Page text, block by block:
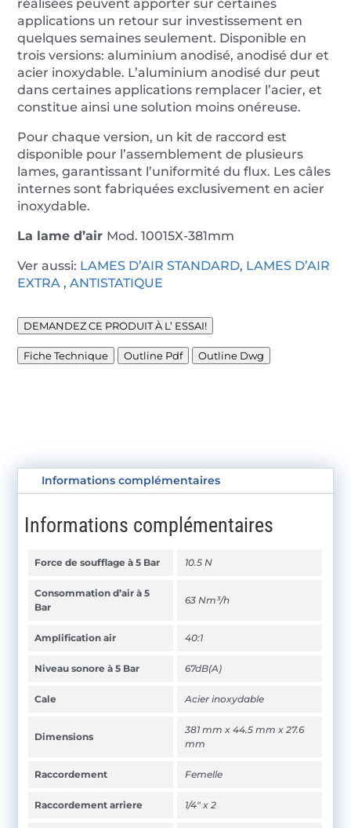
réalisées peuvent apporter sur certaines
applications un retour sur investissement en
quelques semaines seulement. Disponible en
trois versions: aluminium anodisé, anodisé dur et
acier inoxydable. L’aluminium anodisé dur peut
dans certaines applications remplacer l’acier, et
constitue ainsi une solution moins onéreuse.
Pour chaque version, un kit de raccord est
disponible pour l’assemblement de plusieurs
lames, garantissant l’uniformité du flux. Les câles
internes sont fabriquées exclusivement en acier
inoxydable.
La lame d’air Mod. 10015X-381mm
Ver aussi: LAMES D’AIR STANDARD, LAMES D’AIR
EXTRA ,ANTISTATIQUE
DEMANDEZ CE PRODUIT À L’ ESSAI!
Fiche Technique Outline Pdf Outline Dwg
Informations complémentaires
Informations complémentaires
Force de soufflage à 5 Bar 10.5 N
Consommation d’air à 5
Bar
63 Nm³/h
Amplification air 40:1
Niveau sonore à 5 Bar 67dB(A)
Cale Acier inoxydable
Dimensions
381 mm x 44.5 mm x 27.6
mm
Raccordement Femelle
Raccordement arriere 1/4" x 2